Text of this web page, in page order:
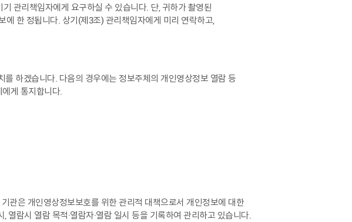
관리책임자에게 요구하실 수 있습니다. 단, 귀하가 촬영된
한 정됩니다. 상기(제3조) 관리책임자에게 미리 연락하고,
하겠습니다. 다음의 경우에는 정보주체의 개인영상정보 열람 등
게 통지합니다.
관은 개인영상정보보호를 위한 관리적 대책으로서 개인정보에 대한
람시 열람 목적·열람자·열람 일시 등을 기록하여 관리하고 있습니다.